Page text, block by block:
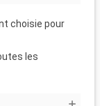
choisie pour
les